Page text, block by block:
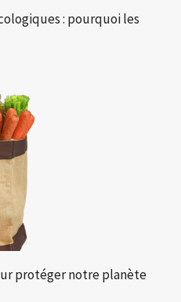
: pourquoi les
protéger notre planète